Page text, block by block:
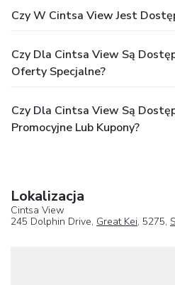
Czy W Cintsa View Jest
Czy Dla Cintsa View Są
Oferty Specjalne?
Czy Dla Cintsa View Są
Promocyjne Lub Kupony?
Lokalizacja
Cintsa View
245 Dolphin Drive, Great Kei, 5275,